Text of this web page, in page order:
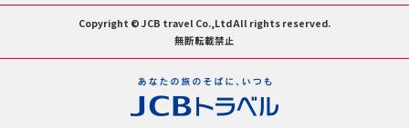
Copyright © JCB travel Co.,Ltd All rights reserved.
無断転載禁止